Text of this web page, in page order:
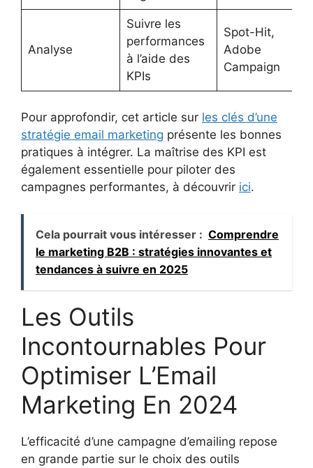
Analyse
Suivre les
performances
à l’aide des
KPIs
Spot-Hit,
Adobe
Campaign
Pour approfondir, cet article sur les clés d’une
stratégie email marketing présente les bonnes
pratiques à intégrer. La maîtrise des KPI est
également essentielle pour piloter des
campagnes performantes, à découvrir ici.
Cela pourrait vous intéresser : Comprendre
le marketing B2B : stratégies innovantes et
tendances à suivre en 2025
Les Outils
Incontournables Pour
Optimiser L’Email
Marketing En 2024
L’efficacité d’une campagne d’emailing repose
en grande partie sur le choix des outils